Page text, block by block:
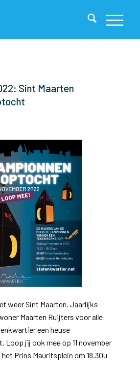
Sint Maarten
weer Sint Maarten. Jaarlijks
Maarten Ruijters voor alle
een heuse
Loop jij ook mee op 11 november
Prins Mauritsplein om 18.30u